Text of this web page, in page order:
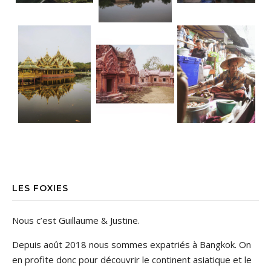
LES FOXIES
Nous c’est Guillaume & Justine.
Depuis août 2018 nous sommes expatriés à Bangkok. On
en profite donc pour découvrir le continent asiatique et le